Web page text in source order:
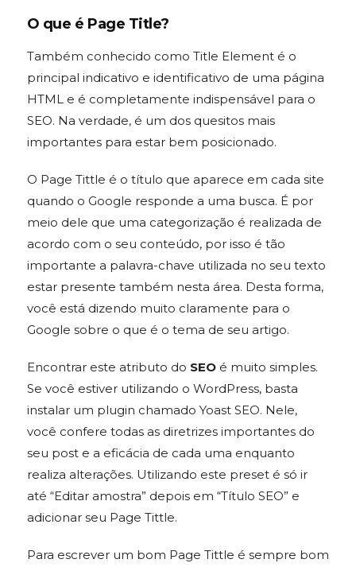
O que é Page Title?
Também conhecido como Title Element é o
principal indicativo e identificativo de uma página
HTML e é completamente indispensável para o
SEO. Na verdade, é um dos quesitos mais
importantes para estar bem posicionado.
O Page Tittle é o título que aparece em cada site
quando o Google responde a uma busca. É por
meio dele que uma categorização é realizada de
acordo com o seu conteúdo, por isso é tão
importante a palavra-chave utilizada no seu texto
estar presente também nesta área. Desta forma,
você está dizendo muito claramente para o
Google sobre o que é o tema de seu artigo.
Encontrar este atributo do SEOé muito simples.
Se você estiver utilizando o WordPress, basta
instalar um plugin chamado Yoast SEO. Nele,
você confere todas as diretrizes importantes do
seu post e a eficácia de cada uma enquanto
realiza alterações. Utilizando este preset é só ir
até “Editar amostra” depois em “Título SEO” e
adicionar seu Page Tittle.
Para escrever um bom Page Tittle é sempre bom